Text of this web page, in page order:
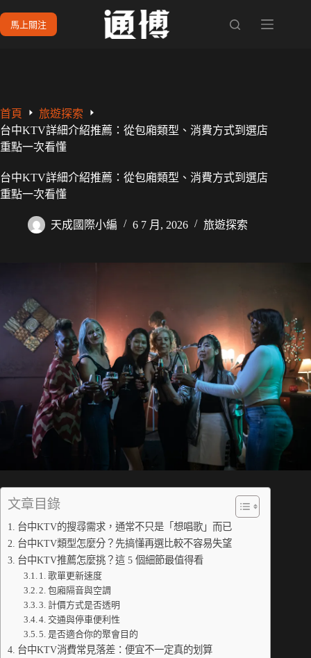
馬上關注
首頁
旅遊探索
台中KTV詳細介紹推薦：從包廂類型、消費方式到選店
重點一次看懂
台中KTV詳細介紹推薦：從包廂類型、消費方式到選店
重點一次看懂
天成國際小編 6 7 月, 2026 旅遊探索
文章目錄
台中KTV的搜尋需求，通常不只是「想唱歌」而已
台中KTV類型怎麼分？先搞懂再選比較不容易失望
台中KTV推薦怎麼挑？這 5 個細節最值得看
1. 歌單更新速度
2. 包廂隔音與空調
3. 計價方式是否透明
4. 交通與停車便利性
5. 是否適合你的聚會目的
台中KTV消費常見落差：便宜不一定真的划算